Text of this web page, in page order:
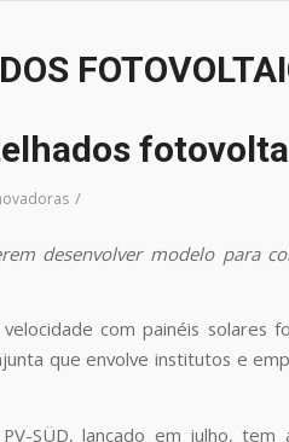
/
desenvolver modelo para
com painéis solares
que envolve institutos e
SÜD, lançado em julho, tem